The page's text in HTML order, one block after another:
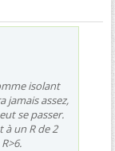
isolant
jamais assez,
se passer.
un R de 2